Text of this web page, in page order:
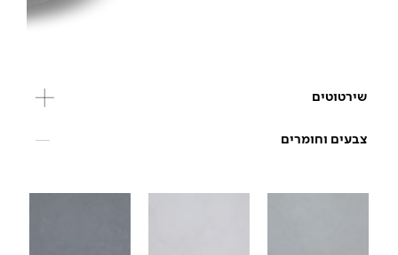
שירטוטים
צבעים וחומרים